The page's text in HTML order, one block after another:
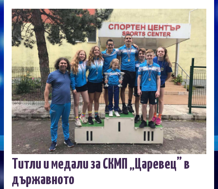
Титли и медали за СКМП „Царевец” в
държавното